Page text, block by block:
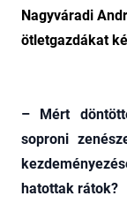
Nagyváradi
ötletgazdákat
– Mért
soproni
hatottak rátok?